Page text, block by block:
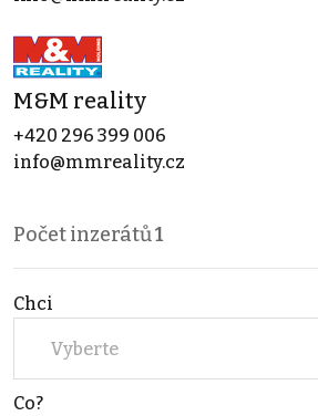
M&M reality
+420 296 399 006
info@mmreality.cz
Počet inzerátů1
Chci
Vyberte
Co?